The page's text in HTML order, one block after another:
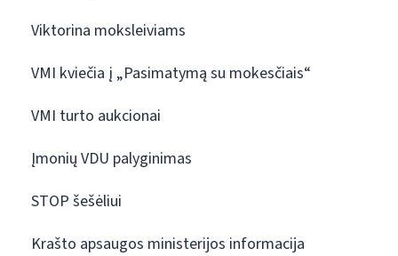
Viktorina moksleiviams
VMI kviečia į „Pasimatymą su mokesčiais“
VMI turto aukcionai
Įmonių VDU palyginimas
STOP šešėliui
Krašto apsaugos ministerijos informacija